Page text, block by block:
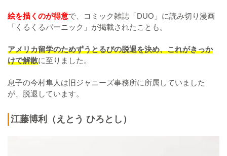
絵を描くのが得意で、コミック雑誌「DUO」に読み切り漫画
「くるくるパーニック」が掲載されたことも。
アメリカ留学のためずうとるびの脱退を決め、これがきっか
けで解散に至りました。
息子の今村隼人は旧ジャニーズ事務所に所属していました
が、脱退しています。
江藤博利（えとう ひろとし）